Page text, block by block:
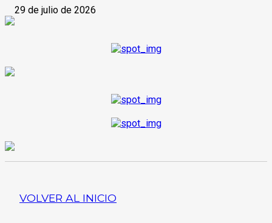
29 de julio de 2026
VOLVER AL INICIO